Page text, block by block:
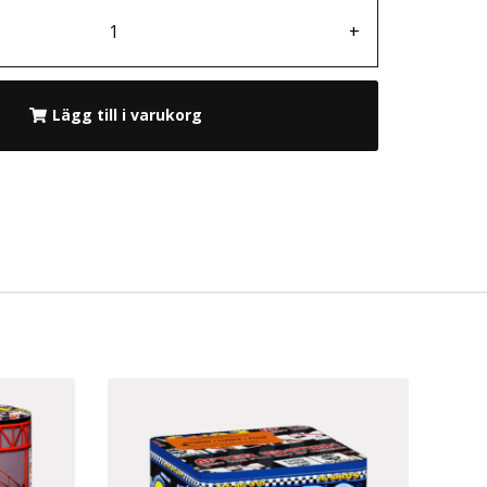
+
Lägg till i varukorg